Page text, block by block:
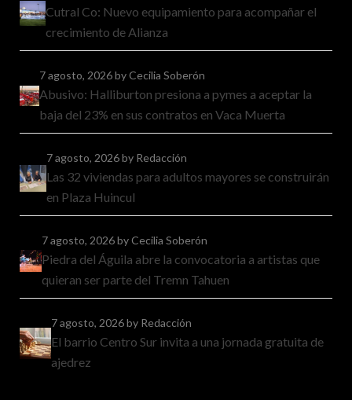
Cutral Co: Nuevo equipamiento para acompañar el
crecimiento de Alianza
7 agosto, 2026by Cecilia Soberón
Abusivo: Halliburton presiona a pymes a aceptar la
baja del 23% en sus contratos en Vaca Muerta
7 agosto, 2026by Redacción
Las 32 viviendas para adultos mayores se construirán
en Plaza Huincul
7 agosto, 2026by Cecilia Soberón
Piedra del Águila abre la convocatoria a artistas que
quieran ser parte del Tremn Tahuen
7 agosto, 2026by Redacción
El barrio Centro Sur invita a una jornada gratuita de
ajedrez